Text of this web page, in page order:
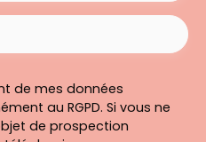
de mes données
au RGPD. Si vous ne
de prospection